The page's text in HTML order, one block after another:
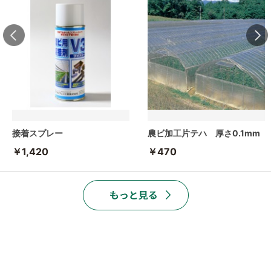
接着スプレー
￥1,420
農ビ加工片テハ 厚さ0.1mm
￥470